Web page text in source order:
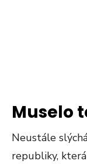
Muselo
Neustále
republiky,